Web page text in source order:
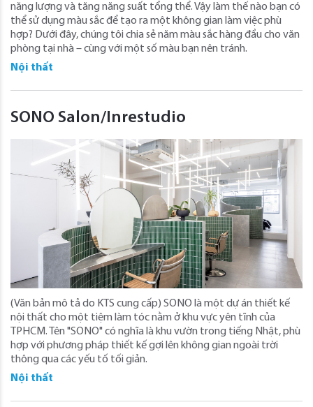
năng lượng và tăng năng suất tổng thể. Vậy làm thế nào bạn có
thể sử dụng màu sắc để tạo ra một không gian làm việc phù
hợp? Dưới đây, chúng tôi chia sẻ năm màu sắc hàng đầu cho văn
phòng tại nhà – cùng với một số màu bạn nên tránh.
Nội thất
SONO Salon/Inrestudio
(Văn bản mô tả do KTS cung cấp) SONO là một dự án thiết kế
nội thất cho một tiệm làm tóc nằm ở khu vực yên tĩnh của
TPHCM. Tên "SONO" có nghĩa là khu vườn trong tiếng Nhật, phù
hợp với phương pháp thiết kế gợi lên không gian ngoài trời
thông qua các yếu tố tối giản.
Nội thất